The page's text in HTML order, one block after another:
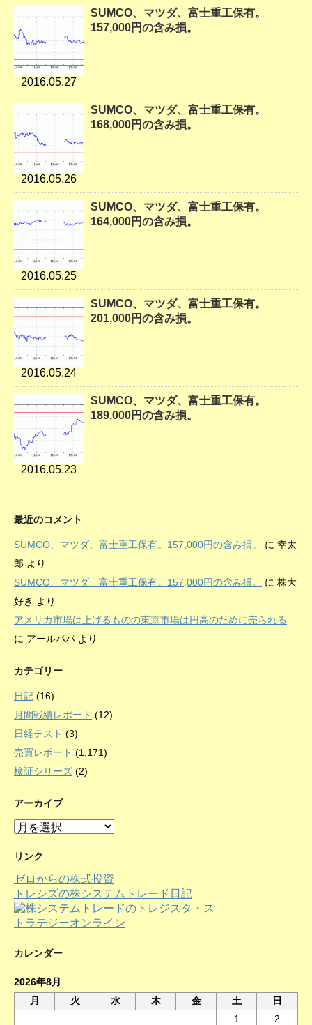
2016.05.27
SUMCO、マツダ、富士重工保有。
157,000円の含み損。
2016.05.26
SUMCO、マツダ、富士重工保有。
168,000円の含み損。
2016.05.25
SUMCO、マツダ、富士重工保有。
164,000円の含み損。
2016.05.24
SUMCO、マツダ、富士重工保有。
201,000円の含み損。
2016.05.23
SUMCO、マツダ、富士重工保有。
189,000円の含み損。
最近のコメント
SUMCO、マツダ、富士重工保有。157,000円の含み損。 に 幸太
郎 より
SUMCO、マツダ、富士重工保有。157,000円の含み損。
に 株大
好き より
アメリカ市場は上げるものの東京市場は円高のために売られる
に アールパパ より
カテゴリー
日記 (16)
月間戦績レポート (12)
日経テスト (3)
売買レポート (1,171)
検証シリーズ (2)
アーカイブ
ア
カ
ブ
リンク
ゼロからの株式投資
トレシズの株システムトレード日記
カレンダー
2026年8月
月
火 水 木 金 土
日
1
2